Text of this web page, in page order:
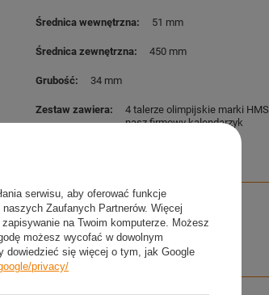
Średnica wewnętrzna 51 mm
Średnica zewnętrzna 450 mm
Grubość 34 mm
Zestaw zawiera
4 talerze olimpijskie marki HMS
nasz firmowy kalendarzyk
serwisu, aby oferować funkcje
Zaufanych Partnerów. Więcej
na Twoim komputerze. Możesz
możesz wycofać w dowolnym
dowiedzieć się więcej o tym, jak Google
privacy/